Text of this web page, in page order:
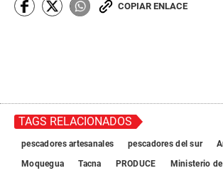
COPIAR ENLACE
TAGS RELACIONADOS
pescadores artesanales pescadores del sur
Moquegua
Tacna PRODUCE Ministerio